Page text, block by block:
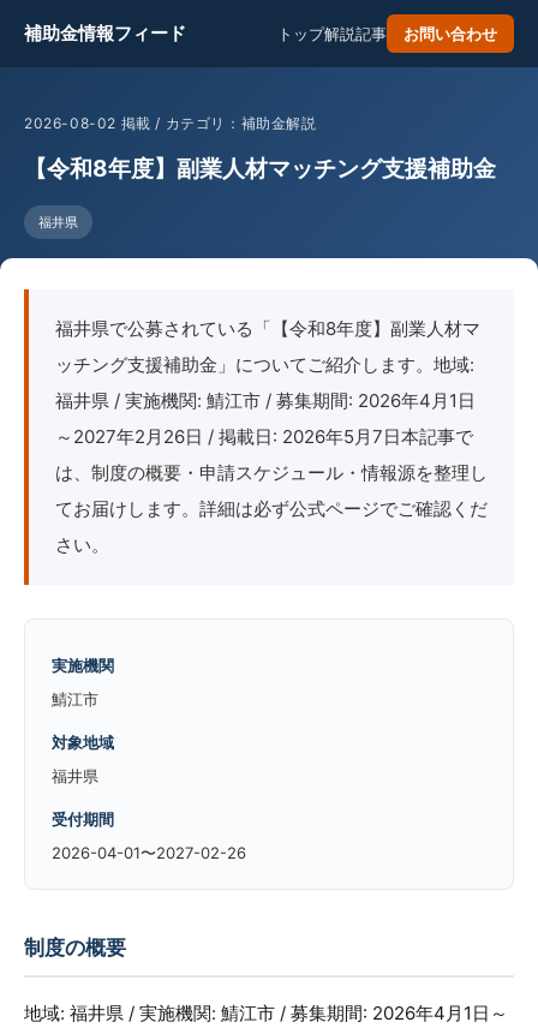
補助金情報フィード トップ解説記事 お問い合わせ
2026-08-02 掲載 / カテゴリ：補助金解説
【令和8年度】副業人材マッチング支援補助金
福井県
福井県で公募されている「【令和8年度】副業人材マ
ッチング支援補助金」についてご紹介します。地域:
福井県 / 実施機関: 鯖江市 / 募集期間: 2026年4月1日
～2027年2月26日 / 掲載日: 2026年5月7日本記事で
は、制度の概要・申請スケジュール・情報源を整理し
てお届けします。詳細は必ず公式ページでご確認くだ
さい。
実施機関
鯖江市
対象地域
福井県
受付期間
2026-04-01〜2027-02-26
制度の概要
地域: 福井県 / 実施機関: 鯖江市 / 募集期間: 2026年4月1日～